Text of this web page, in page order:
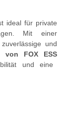
ideal für private
Mit einer
und
von FOX ESS
und eine